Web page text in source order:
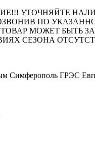
УТОЧНЯЙТЕ
ПО
ТОВАР МОЖЕТ БЫТЬ
СЕЗОНА
Симферополь ГРЭС